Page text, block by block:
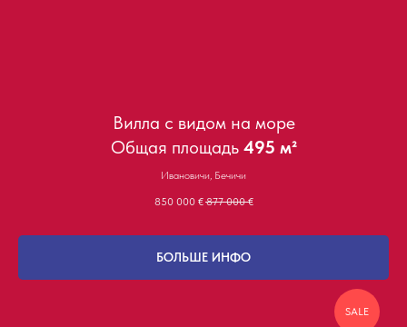
Вилла с видом на море
Общая площадь 495 м²
Ивановичи, Бечичи
850 000 € 877 000 €
БОЛЬШЕ ИНФО
SALE